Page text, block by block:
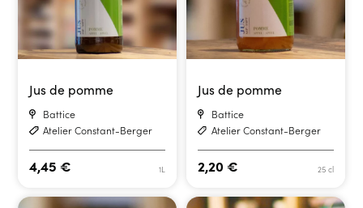
Jus de pomme
Battice
Atelier Constant-Berger
1L
4,45€
Jus de pomme
Battice
Atelier Constant-Berger
25 cl
2,20 €